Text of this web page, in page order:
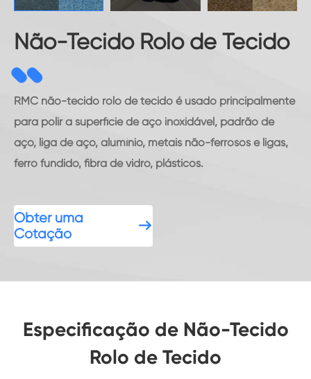
Não-Tecido Rolo de Tecido
RMC não-tecido rolo de tecido é usado principalmente
para polir a superfície de aço inoxidável, padrão de
aço, liga de aço, alumínio, metais não-ferrosos e ligas,
ferro fundido, fibra de vidro, plásticos.
Obter uma
Cotação

Especificação de Não-Tecido
Rolo de Tecido